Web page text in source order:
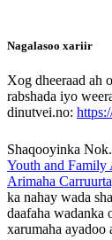
Nagalasoo xariir
Xog dheeraad ah
rabshada iyo
dinutvei.no:
Shaqooyinka
Youth and Family
Arimaha
ka nahay wada
daafaha wadanka
xarumaha ayadoo